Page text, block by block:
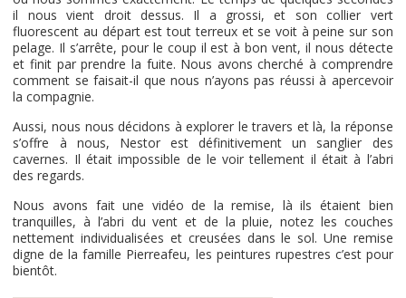
il nous vient droit dessus. Il a grossi, et son collier vert
fluorescent au départ est tout terreux et se voit à peine sur son
pelage. Il s’arrête, pour le coup il est à bon vent, il nous détecte
et finit par prendre la fuite. Nous avons cherché à comprendre
comment se faisait-il que nous n’ayons pas réussi à apercevoir
la compagnie.
Aussi, nous nous décidons à explorer le travers et là, la réponse
s’offre à nous, Nestor est définitivement un sanglier des
cavernes. Il était impossible de le voir tellement il était à l’abri
des regards.
Nous avons fait une vidéo de la remise, là ils étaient bien
tranquilles, à l’abri du vent et de la pluie, notez les couches
nettement individualisées et creusées dans le sol. Une remise
digne de la famille Pierreafeu, les peintures rupestres c’est pour
bientôt.